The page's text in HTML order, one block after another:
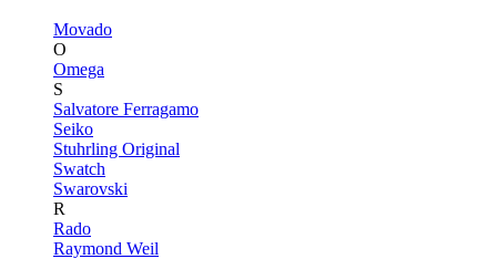
Movado
O
Omega
S
Salvatore Ferragamo
Seiko
Stuhrling Original
Swatch
Swarovski
R
Rado
Raymond Weil